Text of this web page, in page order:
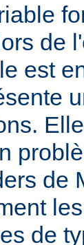
de
est
de
de